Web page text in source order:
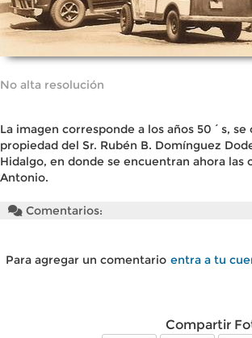
No alta resolución
La imagen corresponde a los años 50´s,
propiedad del Sr. Rubén B. Domínguez
Hidalgo, en donde se encuentran ahora
Antonio.
Comentarios:
Para agregar un comentario entra a tu
Compartir